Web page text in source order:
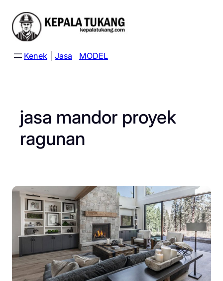
content
Kenek Jasa MODEL
jasa mandor proyek
ragunan